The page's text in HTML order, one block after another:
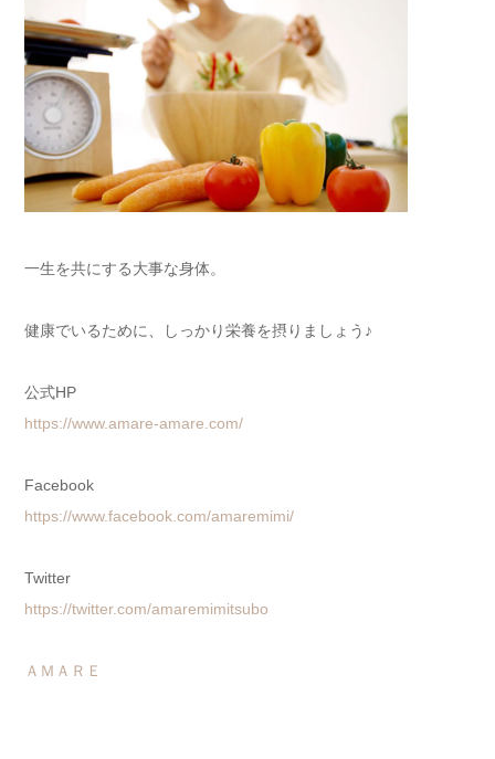
一生を共にする大事な身体。
健康でいるために、しっかり栄養を摂りましょう♪
公式HP
https://www.amare-amare.com/
Facebook
https://www.facebook.com/amaremimi/
Twitter
https://twitter.com/amaremimitsubo
ＡＭＡＲＥ